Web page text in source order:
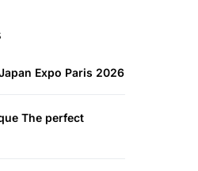
Expo Paris 2026
The perfect